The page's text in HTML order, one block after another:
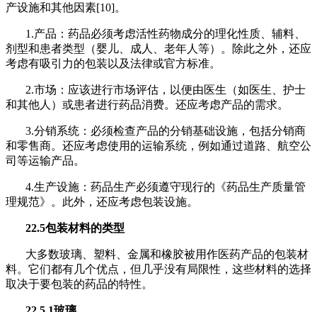
产设施和其他因素[10]。
1.产品：药品必须考虑活性药物成分的理化性质、辅料、
剂型和患者类型（婴儿、成人、老年人等）。除此之外，还应
考虑有吸引力的包装以及法律或官方标准。
2.市场：应该进行市场评估，以便由医生（如医生、护士
和其他人）或患者进行药品消费。还应考虑产品的需求。
3.分销系统：必须检查产品的分销基础设施，包括分销商
和零售商。还应考虑使用的运输系统，例如通过道路、航空公
司等运输产品。
4.生产设施：药品生产必须遵守现行的《药品生产质量管
理规范》。此外，还应考虑包装设施。
22.5包装材料的类型
大多数玻璃、塑料、金属和橡胶被用作医药产品的包装材
料。它们都有几个优点，但几乎没有局限性，这些材料的选择
取决于要包装的药品的特性。